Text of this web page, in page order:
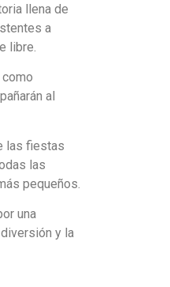
llena de
a
libre.
al
las fiestas
las
pequeños.
una
y la